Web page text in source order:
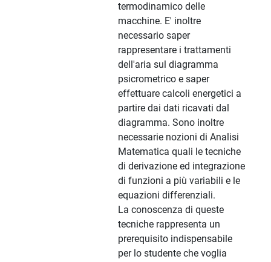
termodinamico delle
macchine. E' inoltre
necessario saper
rappresentare i trattamenti
dell'aria sul diagramma
psicrometrico e saper
effettuare calcoli energetici a
partire dai dati ricavati dal
diagramma. Sono inoltre
necessarie nozioni di Analisi
Matematica quali le tecniche
di derivazione ed integrazione
di funzioni a più variabili e le
equazioni differenziali.
La conoscenza di queste
tecniche rappresenta un
prerequisito indispensabile
per lo studente che voglia